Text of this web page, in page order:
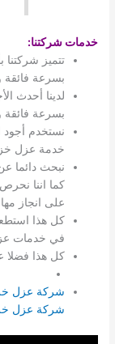
خدمات شركتنا:
تتميز
بسرعة فائقة
لدينا أحدث
بسرعة فائقة
نستخدم أجود
خدمة عزل
نبحث دائما
كما اننا
على انجاز
كل هذا
في خدمات
كل هذا فضلا
شركة عزل
شركة عزل